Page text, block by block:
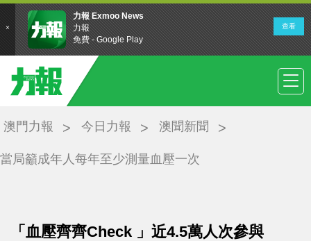
澳門力報 今日力報 澳聞新聞
當局籲成年人每年至少測量血壓一次
「血壓齊齊Check 」近4.5萬人次參與